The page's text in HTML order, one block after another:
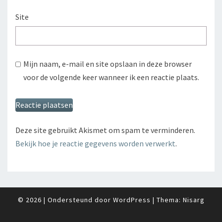
Site
Mijn naam, e-mail en site opslaan in deze browser
voor de volgende keer wanneer ik een reactie plaats.
Deze site gebruikt Akismet om spam te verminderen.
Bekijk hoe je reactie gegevens worden verwerkt.
© 2026 | Ondersteund door WordPress | Thema: Nisarg